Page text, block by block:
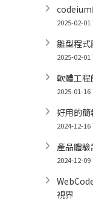
2025-02-01
雛型程式
2025-02-01
軟體工
2025-01-16
好用的
2024-12-16
產品體
2024-12-09
視界